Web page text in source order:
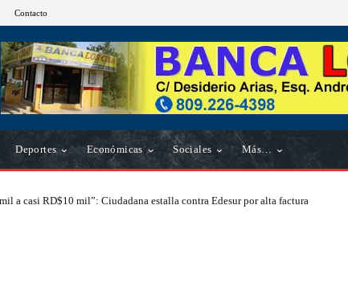
Contacto
Deportes Económicas Sociales Más…
a casi RD$10 mil”: Ciudadana estalla contra Edesur por alta factura